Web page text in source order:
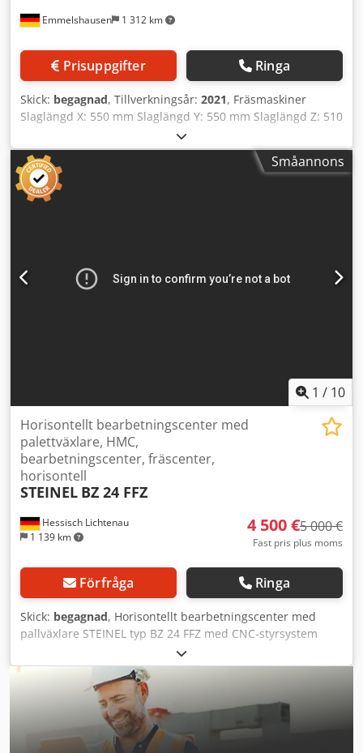
Emmelshausen 1 312 km
Prisuppgifter Ringa
Skick: begagnad, Tillverkningsår: 2021, Fräsmaskiner
Slaglängd X: 550 mm Slaglängd Y: 550 mm Slaglängd Z: 510
mm HSC-maskin Antal axlar: 3 Fräsmaskin /
bearbetningscenter Styrsystem: Siemens Sinumerik 828D
Spindelmontering: SK40 DIN 69871 Spindelhastighet: 10
000 varv/min Hastighetsområde från: 20 varv/min
Hastighetsområde till: 10 000 varv/min Bordsstorlek X: 850
Matningshastighet: 24 000 mm/min Spindelkyllning
Spåntransportör Styrsystem Siemens 3 axlar Infraröd
Småannons
1 / 10
Hessisch Lichtenau
1 139 km
Horisontellt bearbetningscenter med
palettväxlare, HMC,
bearbetningscenter, fräscenter,
horisontell
STEINEL BZ 24 FFZ
4 500 €5 000 €
Fast pris plus moms
Förfråga Ringa
Skick: begagnad, Horisontellt bearbetningscenter med
pallväxlare STEINEL typ BZ 24 FFZ med CNC-styrsystem
SIEMENS Sinumerik 850 M Fabr.nr 77 Tillverkningsår 1990
Rörelseområde X: 630 mm, Y: 500 mm, Z: 500 mm
Bordstorlek per pall 400 x 400 mm Pallrotation B-axel
Spindelvarvtal max 7100 varv/min, steglöst Verktygsfäste
ISO 40 Nätanslutning 380 Volt, 50 Hz, 80 Amp. -
Verktygsväxlare med 60 verktygsplatser och